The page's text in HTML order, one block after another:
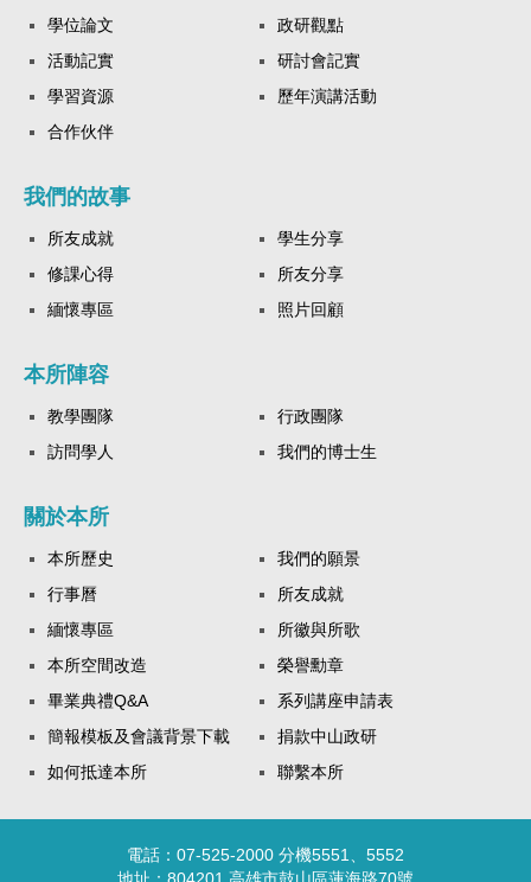
學位論文
政研觀點
活動記實
研討會記實
學習資源
歷年演講活動
合作伙伴
我們的故事
所友成就
學生分享
修課心得
所友分享
緬懷專區
照片回顧
本所陣容
教學團隊
行政團隊
訪問學人
我們的博士生
關於本所
本所歷史
我們的願景
行事曆
所友成就
緬懷專區
所徽與所歌
本所空間改造
榮譽勳章
畢業典禮Q&A
系列講座申請表
簡報模板及會議背景下載
捐款中山政研
如何抵達本所
聯繫本所
電話：07-525-2000 分機5551、5552